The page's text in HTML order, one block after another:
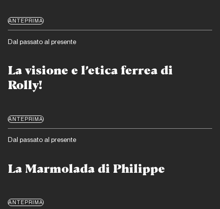
ANTEPRIMA
La visione e l’etica ferrea di
Rolly!
Dal passato al presente
ANTEPRIMA
La Marmolada di Philippe
Dal passato al presente
ANTEPRIMA